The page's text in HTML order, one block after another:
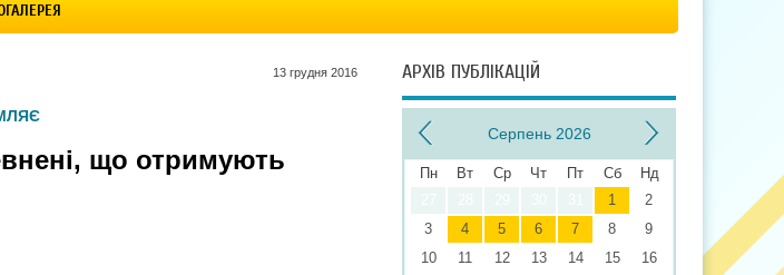
13 грудня 2016
що отримують
АРХІВ ПУБЛІКАЦІЙ
Серпень 2026
Пн Вт Ср Чт Пт Сб
Нд
1
2
3
4 5 6 7 8
9
10
11 12 13 14 15
16